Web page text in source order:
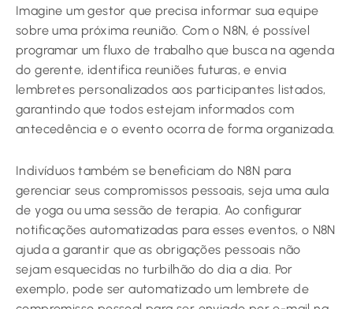
Imagine um gestor que precisa informar sua equipe
sobre uma próxima reunião. Com o N8N, é possível
programar um fluxo de trabalho que busca na agenda
do gerente, identifica reuniões futuras, e envia
lembretes personalizados aos participantes listados,
garantindo que todos estejam informados com
antecedência e o evento ocorra de forma organizada.
Indivíduos também se beneficiam do N8N para
gerenciar seus compromissos pessoais, seja uma aula
de yoga ou uma sessão de terapia. Ao configurar
notificações automatizadas para esses eventos, o N8N
ajuda a garantir que as obrigações pessoais não
sejam esquecidas no turbilhão do dia a dia. Por
exemplo, pode ser automatizado um lembrete de